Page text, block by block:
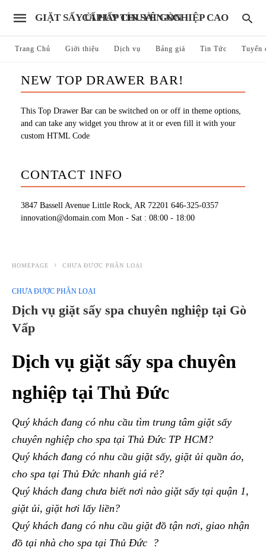
GIẶT SẤY ỦI HẤP CHUYÊN NGHIỆP CAO CẤP UY TÍN SÀI GÒN
Trang Chủ Giới thiệu Dịch vụ Bảng giá Tin Tức Tuyển
NEW TOP DRAWER BAR!
This Top Drawer Bar can be switched on or off in theme options,
and can take any widget you throw at it or even fill it with your
custom HTML Code
CONTACT INFO
3847 Bassell Avenue Little Rock, AR 72201 646-325-0357
innovation@domain.com Mon - Sat : 08:00 - 18:00
HOMEPAGE CHƯA ĐƯỢC PHÂN LOẠI
CHƯA ĐƯỢC PHÂN LOẠI
Dịch vụ giặt sấy spa chuyên nghiệp tại Gò
Vấp
Dịch vụ giặt sấy spa chuyên
nghiệp tại Thủ Đức
Quý khách đang có nhu cầu tìm trung tâm giặt sấy
chuyên nghiệp cho spa tại Thủ Đức TP HCM?
Quý khách đang có nhu cầu giặt sấy, giặt ủi quần áo,
cho spa tại Thủ Đức nhanh giá rẻ?
Quý khách đang chưa biết nơi nào giặt sấy tại quận 1,
giặt ủi, giặt hơi lấy liền?
Quý khách đang có nhu cầu giặt đồ tận nơi, giao nhận
đồ tại nhà cho spa tại Thủ Đức ?